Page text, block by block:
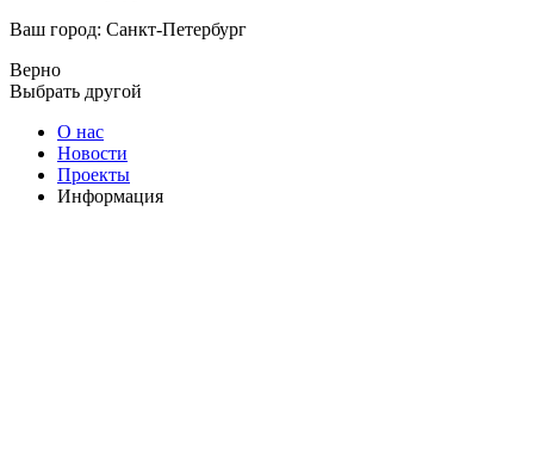
Ваш город: Санкт-Петербург
Верно
Выбрать другой
О нас
Новости
Проекты
Информация